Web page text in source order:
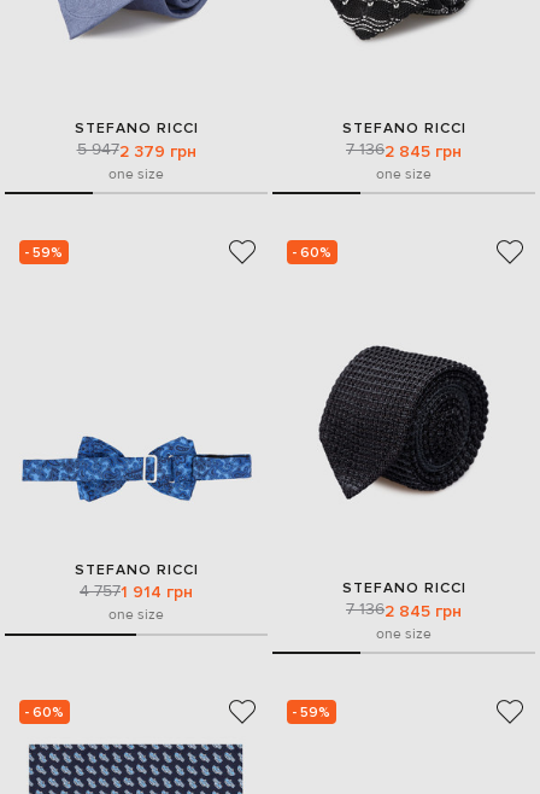
STEFANO RICCI
5 9472 379 грн
one size
STEFANO RICCI
7 1362 845 грн
one size
- 59%
STEFANO RICCI
4 7571 914 грн
one size
- 60%
STEFANO RICCI
7 1362 845 грн
one size
- 60% - 59%